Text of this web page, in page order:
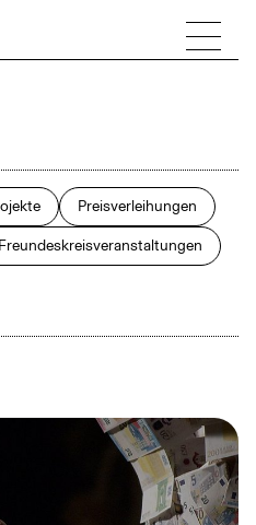
April
August
Oktober
Dezember
Preisverleihungen
Freundeskreisveranstaltungen